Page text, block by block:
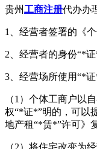
贵州工商注册代办办
1、经营者签署的《
2、经营者的身份“*证
3、经营场所使用“*证
（1）个体工商户以
权“*证*”明的，可以
地产租“*赁*”许可》
（2）将住宅改变为